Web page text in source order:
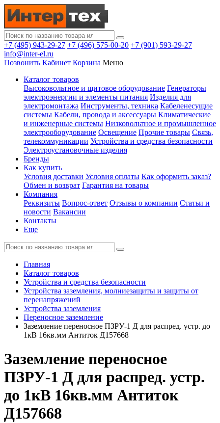
+7 (495) 943-29-27 +7 (496) 575-00-20 +7 (901) 593-29-27
info@inter-el.ru
Позвонить Кабинет Корзина Меню
Каталог товаров
Высоковольтное и щитовое оборудование Генераторы
электроэнергии и элементы питания Изделия для
электромонтажа Инструменты, техника Кабеленесущие
системы Кабели, провода и аксессуары Климатические
и инженерные системы Низковольтное и промышленное
электрооборудование Освещение Прочие товары Связь,
телекоммуникации Устройства и средства безопасности
Электроустановочные изделия
Бренды
Как купить
Условия доставки Условия оплаты Как оформить заказ?
Обмен и возврат Гарантия на товары
Компания
Реквизиты Вопрос-ответ Отзывы о компании Статьи и
новости Вакансии
Контакты
Еще
Главная
Каталог товаров
Устройства и средства безопасности
Устройства заземления, молниезащиты и защиты от
перенапряжений
Устройства заземления
Переносное заземление
Заземление переносное ПЗРУ-1 Д для распред. устр. до
1кВ 16кв.мм Антиток Д157668
Заземление переносное
ПЗРУ-1 Д для распред. устр.
до 1кВ 16кв.мм Антиток
Д157668